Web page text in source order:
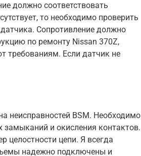
должно соответствовать
то необходимо проверить
Сопротивление должно
по ремонту Nissan 370Z,
требованиям. Если датчик не
неисправностей BSM. Необходимо
замыканий и окисления контактов.
целостности цепи. Я всегда
надежно подключены и